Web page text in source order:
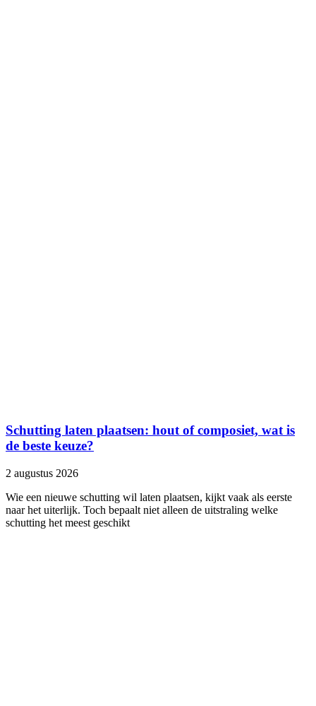
Schutting laten plaatsen: hout of composiet, wat is
de beste keuze?
2 augustus 2026
Wie een nieuwe schutting wil laten plaatsen, kijkt vaak als eerste
naar het uiterlijk. Toch bepaalt niet alleen de uitstraling welke
schutting het meest geschikt